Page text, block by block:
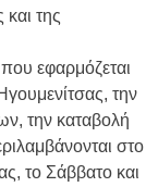
και της
εφαρμόζεται
την
την καταβολή
στο
το Σάββατο και